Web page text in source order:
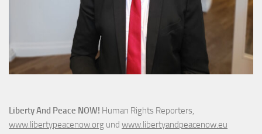
Liberty And Peace NOW! Human Rights Reporters,
www.libertypeacenow.org und www.libertyandpeacenow.eu